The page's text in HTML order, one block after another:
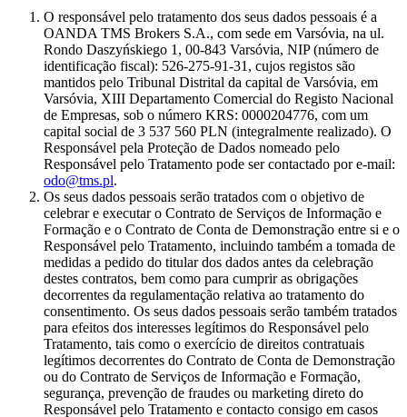
O responsável pelo tratamento dos seus dados pessoais é a
OANDA TMS Brokers S.A., com sede em Varsóvia, na ul.
Rondo Daszyńskiego 1, 00-843 Varsóvia, NIP (número de
identificação fiscal): 526-275-91-31, cujos registos são
mantidos pelo Tribunal Distrital da capital de Varsóvia, em
Varsóvia, XIII Departamento Comercial do Registo Nacional
de Empresas, sob o número KRS: 0000204776, com um
capital social de 3 537 560 PLN (integralmente realizado). O
Responsável pela Proteção de Dados nomeado pelo
Responsável pelo Tratamento pode ser contactado por e-mail:
odo@tms.pl.
Os seus dados pessoais serão tratados com o objetivo de
celebrar e executar o Contrato de Serviços de Informação e
Formação e o Contrato de Conta de Demonstração entre si e o
Responsável pelo Tratamento, incluindo também a tomada de
medidas a pedido do titular dos dados antes da celebração
destes contratos, bem como para cumprir as obrigações
decorrentes da regulamentação relativa ao tratamento do
consentimento. Os seus dados pessoais serão também tratados
para efeitos dos interesses legítimos do Responsável pelo
Tratamento, tais como o exercício de direitos contratuais
legítimos decorrentes do Contrato de Conta de Demonstração
ou do Contrato de Serviços de Informação e Formação,
segurança, prevenção de fraudes ou marketing direto do
Responsável pelo Tratamento e contacto consigo em casos